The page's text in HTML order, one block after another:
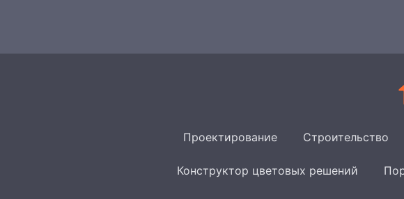
Проектирование Строительство
Конструктор цветовых решений